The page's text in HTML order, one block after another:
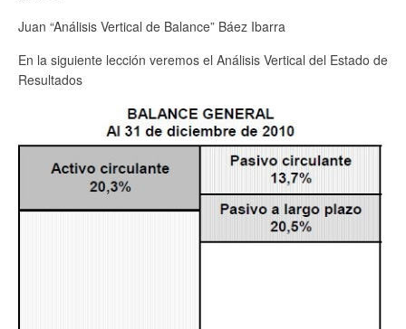
Juan “Análisis Vertical de Balance” Báez Ibarra
En la siguiente lección veremos el Análisis Vertical del Estado de
Resultados